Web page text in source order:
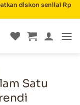
diskon senilai Rp
Satu